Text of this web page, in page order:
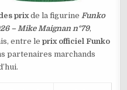
prixde la figurine Funko
– Mike Maignan n°79,
entre le prix officiel Funko
partenaires marchands